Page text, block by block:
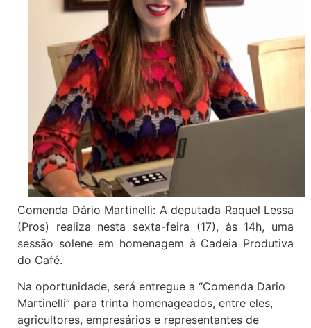
Comenda Dário Martinelli: A deputada Raquel Lessa
(Pros) realiza nesta sexta-feira (17), às 14h, uma
sessão solene em homenagem à Cadeia Produtiva
do Café.
Na oportunidade, será entregue a “Comenda Dario
Martinelli” para trinta homenageados, entre eles,
agricultores, empresários e representantes de